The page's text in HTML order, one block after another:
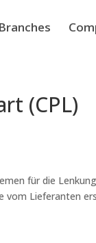
Branches
(CPL)
für die
vom Lieferanten